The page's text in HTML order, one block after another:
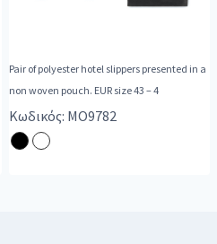
Pair of polyester hotel slippers presented in a
non woven pouch. EUR size 43 – 4
Κωδικός: MO9782